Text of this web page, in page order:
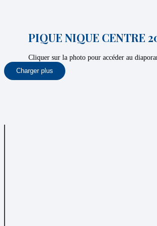
PIQUE NIQUE CENTRE
Cliquer sur la photo pour accéder au
Charger plus